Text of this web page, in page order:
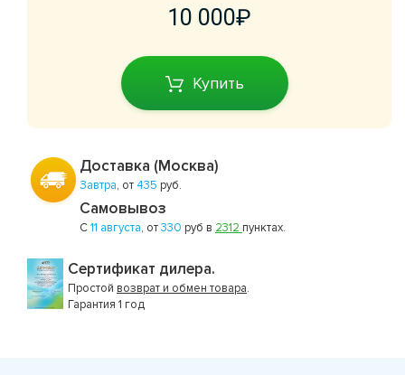
10 000
Купить
Доставка (Москва)
Завтра, от 435 руб.
Самовывоз
С11 августа, от330 руб в 2312 пунктах.
Сертификат дилера.
Простой возврат и обмен товара.
Гарантия 1 год